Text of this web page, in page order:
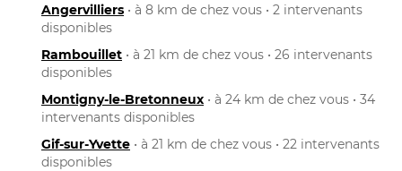
Angervilliers • à 8 km de chez vous • 2 intervenants
disponibles
Rambouillet • à 21 km de chez vous • 26 intervenants
disponibles
Montigny-le-Bretonneux • à 24 km de chez vous • 34
intervenants disponibles
Gif-sur-Yvette • à 21 km de chez vous • 22 intervenants
disponibles